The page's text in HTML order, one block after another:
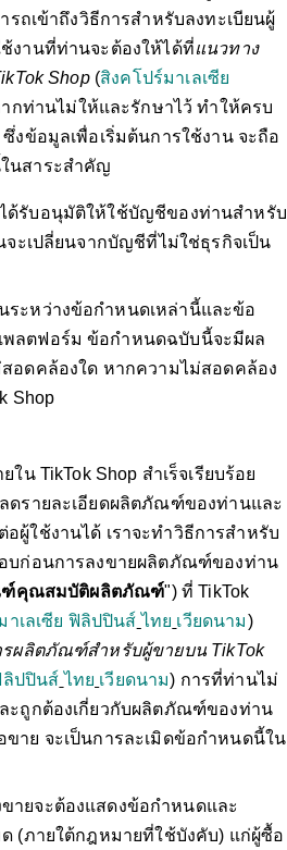
รถเข้าถึงวิธีการสำหรับลงทะเบียนผู้
งานที่ท่านจะต้องให้ได้ที่แนวทาง
Shop(สิงคโปร์มาเลเซีย
กท่านไม่ให้และรักษาไว้ ทำให้ครบ
งข้อมูลเพื่อเริ่มต้นการใช้งาน จะถือ
นสาระสำคัญ
ด้รับอนุมัติให้ใช้บัญชีของท่านสำหรับ
ะเปลี่ยนจากบัญชีที่ไม่ใช่ธุรกิจเป็น
ะหว่างข้อกำหนดเหล่านี้และข้อ
พลตฟอร์ม ข้อกำหนดฉบับนี้จะมีผล
อดคล้องใด หากความไม่สอดคล้อง
Shop
น TikTok Shop สำเร็จเรียบร้อย
ดรายละเอียดผลิตภัณฑ์ของท่านและ
ผู้ใช้งานได้ เราจะทำวิธีการสำหรับ
บก่อนการลงขายผลิตภัณฑ์ของท่าน
ฑ์คุณสมบัติผลิตภัณฑ์") ที่ TikTok
าเลเซีย ฟิลิปปินส์ ไทย เวียดนาม)
รผลิตภัณฑ์สำหรับผู้ขายบน TikTok
ปปินส์ ไทย เวียดนาม) การที่ท่านไม่
ะถูกต้องเกี่ยวกับผลิตภัณฑ์ของท่าน
าย จะเป็นการละเมิดข้อกำหนดนี้ใน
ยจะต้องแสดงข้อกำหนดและ
(ภายใต้กฎหมายที่ใช้บังคับ) แก่ผู้ซื้อ